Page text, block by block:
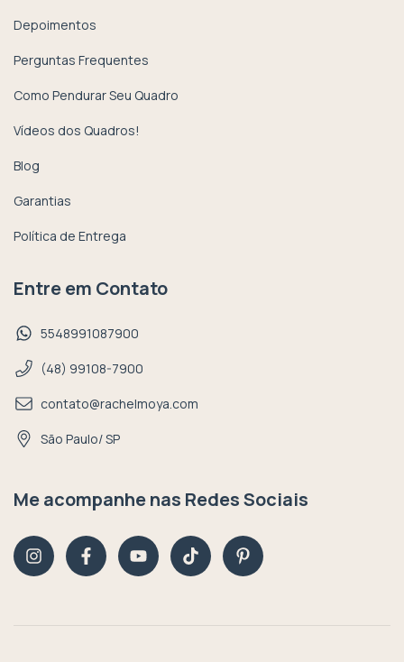
Depoimentos
Perguntas Frequentes
Como Pendurar Seu Quadro
Vídeos dos Quadros!
Blog
Garantias
Política de Entrega
Entre em Contato
5548991087900
(48) 99108-7900
contato@rachelmoya.com
São Paulo/ SP
Me acompanhe nas Redes Sociais